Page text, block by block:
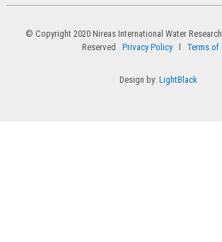
© Copyright 2020 Nireas International Water
Reserved Privacy Policy l Terms of
Design by: LightBlack